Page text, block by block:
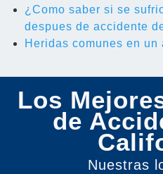
¿Como saber si se
despues de accidente
Heridas comunes en un
Los
de
Nuestras